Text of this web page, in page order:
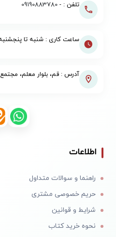
تلفن : -09190883780
ساعت کاری : شنبه تا پنجشنبه، ۸ صبح
آدرس : قم، بلوار معلم، مجتمع
اطلاعات
راهنما و سوالات متداول
حریم خصوصی مشتری
شرایط و قوانین
نحوه خرید کتاب